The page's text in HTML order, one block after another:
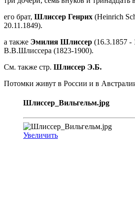
его брат, Шлиссер Генрих (Heinrich
20.11.1849).
а также Эмилия Шлиссер (16.3.1857 -
В.В.Шлиссера (1823-1900).
См. также стр. Шлиссер Э.Б.
Потомки живут в России и в
Шлиссер_Вильгельм.jpg
Увеличить